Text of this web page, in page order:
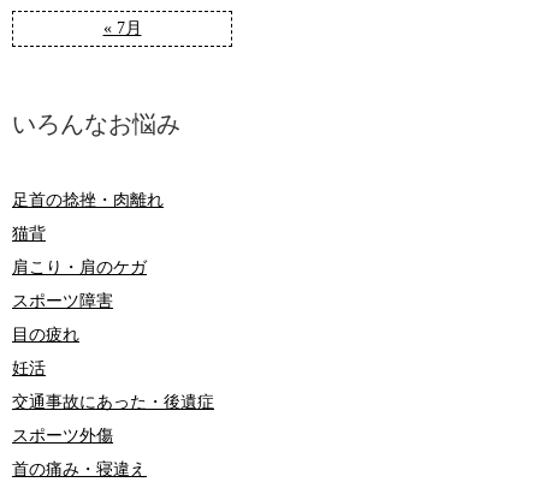
« 7月
いろんなお悩み
足首の捻挫・肉離れ
猫背
肩こり・肩のケガ
スポーツ障害
目の疲れ
妊活
交通事故にあった・後遺症
スポーツ外傷
首の痛み・寝違え